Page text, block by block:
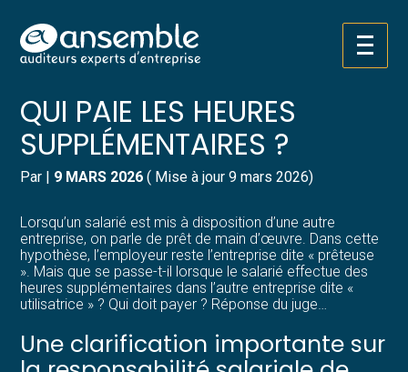
Aller
au
Créer et reprendre une activité
Gérer votre quotidien
Piloter votre entreprise
Développer votre entreprise
Construire votre patrimoine
Structurer votre croissance
électronique
Pilotez votre gestion
Suivre votre comptabilité
Gérer vos ressources humaines
Dématérialiser vos documents
PRÊT DE MAIN D’ŒUVRE :
QUI PAIE LES HEURES
SUPPLÉMENTAIRES ?
Par | 9 MARS 2026 ( Mise à jour 9 mars 2026)
Lorsqu’un salarié est mis à disposition d’une autre
entreprise, on parle de prêt de main d’œuvre. Dans cette
hypothèse, l’employeur reste l’entreprise dite « prêteuse
». Mais que se passe-t-il lorsque le salarié effectue des
heures supplémentaires dans l’autre entreprise dite «
utilisatrice » ? Qui doit payer ? Réponse du juge…
Une clarification importante sur